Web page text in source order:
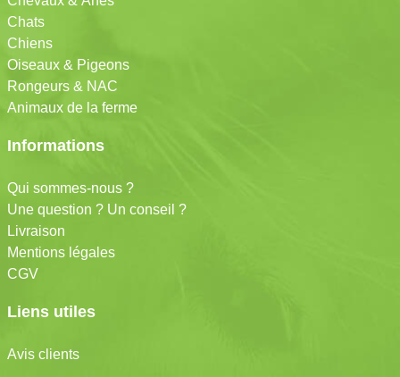
Chats
Chiens
Oiseaux & Pigeons
Rongeurs & NAC
Animaux de la ferme
Informations
Qui sommes-nous ?
Une question ? Un conseil ?
Livraison
Mentions légales
CGV
Liens utiles
Avis clients